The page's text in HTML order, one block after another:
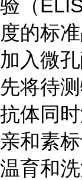
验（
度的标
加入微
先将待
抗体同
亲和素
温育和